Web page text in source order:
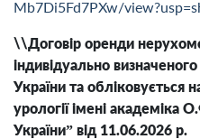
Mb7Di5Fd7PXw/
\\Договір оренди
індивідуально
України та обліковується
урології імені
України” від 11.06.2026 р.